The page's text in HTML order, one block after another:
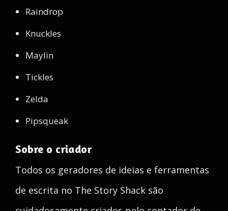
Raindrop
Knuckles
Maylin
Tickles
Zelda
Pipsqueak
Sobre o criador
Todos os geradores de ideias e ferramentas
de escrita no The Story Shack são